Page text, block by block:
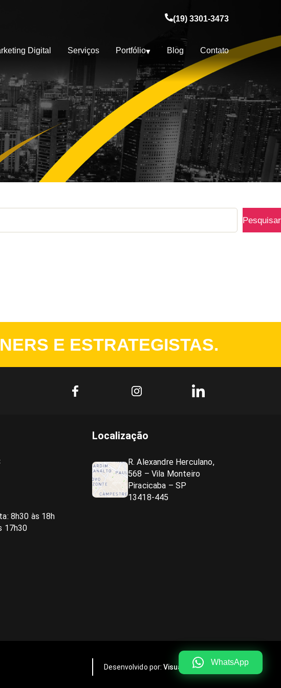
(19) 3301-3473
Digital Serviços Portfólio Blog Contato
WhatsApp
Pesquisar
E ESTRATEGISTAS.
8h30 às 18h
17h30
Localização
R. Alexandre Herculano,
568 – Vila Monteiro
Piracicaba – SP
13418-445
Desenvolvido por: Visualy Publicidade